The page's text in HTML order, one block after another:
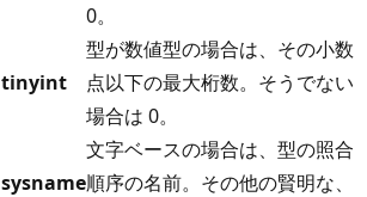
0。
tinyint
型が数値型の場合は、その小数
点以下の最大桁数。そうでない
場合は 0。
sysname
文字ベースの場合は、型の照合
順序の名前。その他の賢明な、